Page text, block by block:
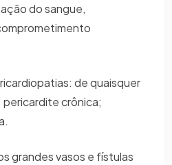
do sangue,
de quaisquer
crônica;
grandes vasos e fístulas